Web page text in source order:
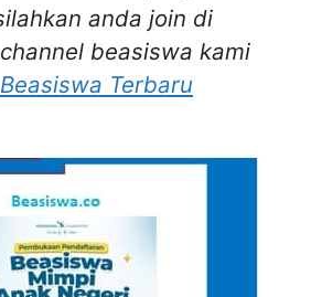
anda join di
beasiswa kami
Terbaru